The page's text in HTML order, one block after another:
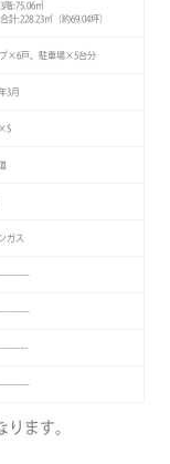
㎡
㎡（約69.04坪）
プ×6戸、駐車場×5台分
3月
ガス
ます。